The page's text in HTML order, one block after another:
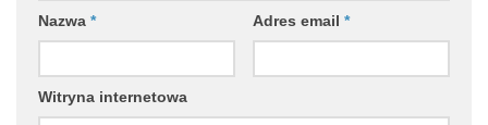
Nazwa * Adres email *
Witryna internetowa